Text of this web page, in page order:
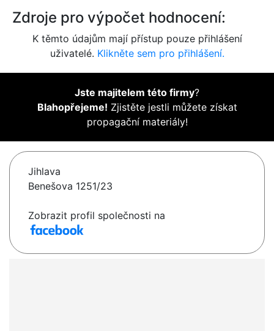
Zdroje pro výpočet hodnocení:
K těmto údajům mají přístup pouze přihlášení
uživatelé. Klikněte sem pro přihlášení.
Jste majitelem této firmy?
Blahopřejeme! Zjistěte jestli můžete získat
propagační materiály!
Jihlava
Benešova 1251/23
Zobrazit profil společnosti na